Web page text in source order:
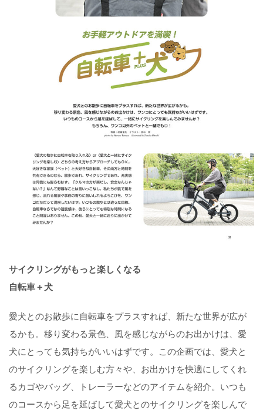
サイクリングがもっと楽しくなる
自転車＋犬
愛犬とのお散歩に自転車をプラスすれば、新たな世界が広が
るかも。移り変わる景色、風を感じながらのお出かけは、愛
犬にとっても気持ちがいいはずです。この企画では、愛犬と
のサイクリングを楽しむ方々や、お出かけを快適にしてくれ
るカゴやバッグ、トレーラーなどのアイテムを紹介。いつも
のコースから足を延ばして愛犬とのサイクリングを楽しんで